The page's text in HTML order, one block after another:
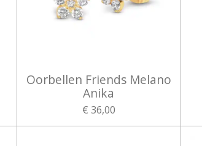
Oorbellen Friends Melano
Anika
€ 36,00